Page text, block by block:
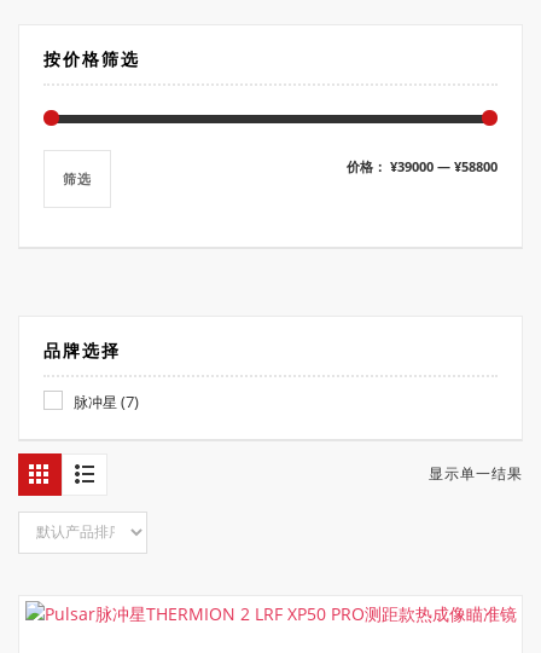
按价格筛选
最最
筛选
价格： ¥39000 — ¥58800
品牌选择
脉冲星 (7)
显示单一结果